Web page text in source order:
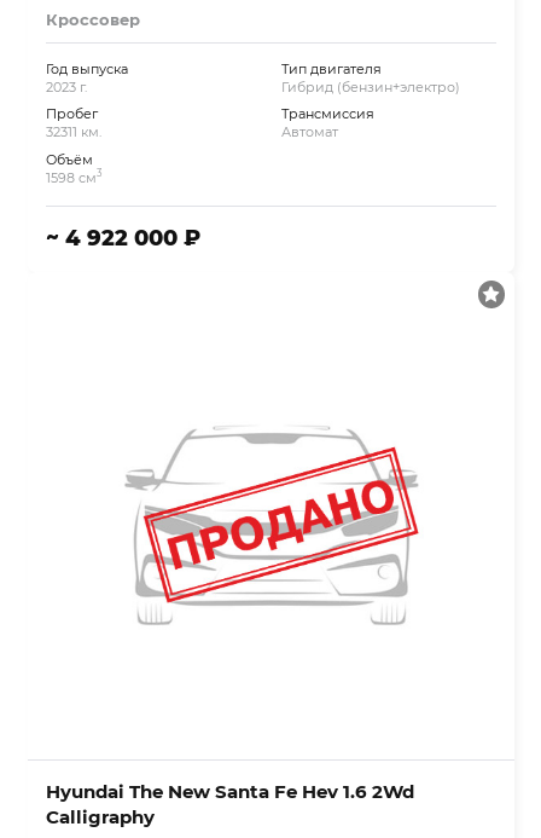
Кроссовер
Год выпуска
2023 г.
Пробег
32311 км.
Объём
1598 см3
Тип двигателя
Гибрид (бензин+электро)
Трансмиссия
Автомат
~ 4 922 000 ₽
Hyundai The New Santa Fe Hev 1.6 2Wd
Calligraphy